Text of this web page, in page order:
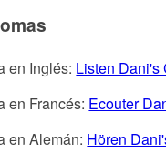
en Inglés: Listen Dani's
en Francés: Ecouter
en Alemán: Hören